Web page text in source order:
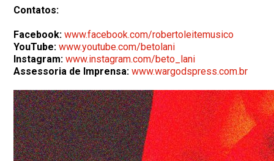
Contatos:
Facebook:www.facebook.com/robertoleitemusico
YouTube:www.youtube.com/betolani
Instagram:www.instagram.com/beto_lani
Assessoria de Imprensa: www.wargodspress.com.br